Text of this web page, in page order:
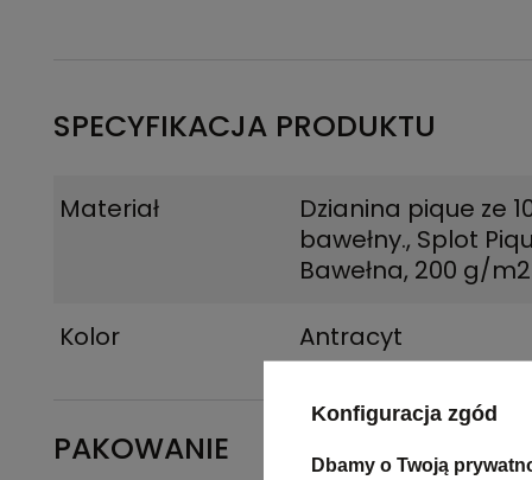
SPECYFIKACJA PRODUKTU
Materiał
Dzianina pique ze
bawełny., Splot
Bawełna, 200 g/m2
Kolor
Antracyt
PAKOWANIE
Konfiguracja zgód
Dbamy o Twoją